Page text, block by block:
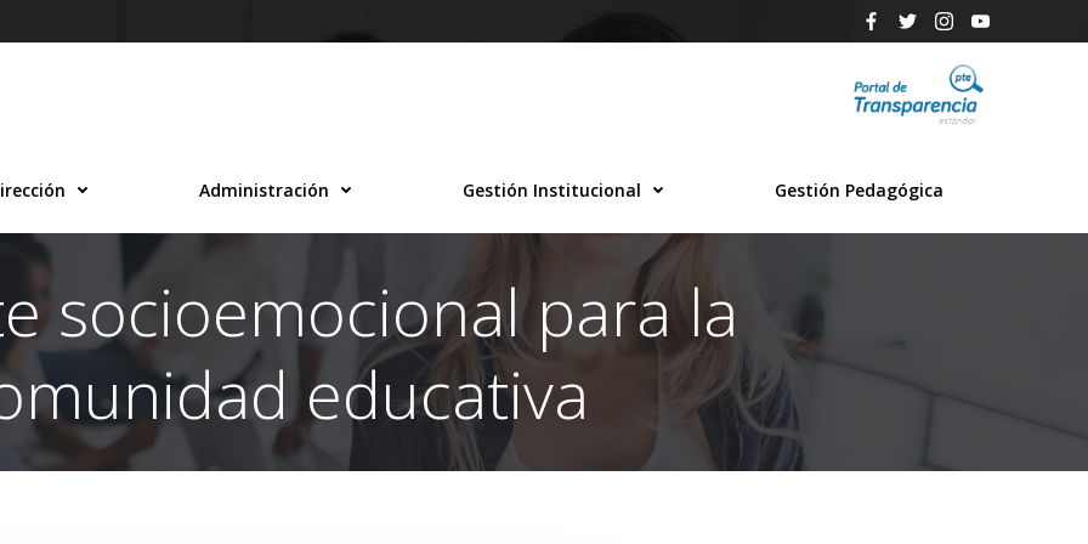
Administración Gestión Institucional Gestión Pedagógica
socioemocional para la
educativa